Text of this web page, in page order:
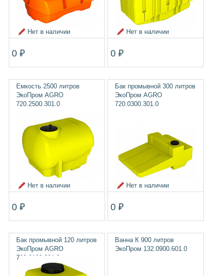
Нет в наличии
0 ₽
Нет в наличии
0 ₽
Емкость 2500 литров
ЭкоПром AGRO
720.2500.301.0
Нет в наличии
0 ₽
Бак промывной 300 литров
ЭкоПром AGRO
720.0300.301.0
Нет в наличии
0 ₽
Бак промывной 120 литров
ЭкоПром AGRO
720.0120.301.0
Ванна К 900 литров
ЭкоПром 132.0900.601.0